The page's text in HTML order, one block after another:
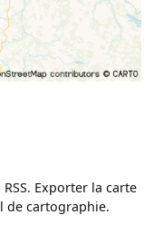
Exporter la carte
de cartographie.